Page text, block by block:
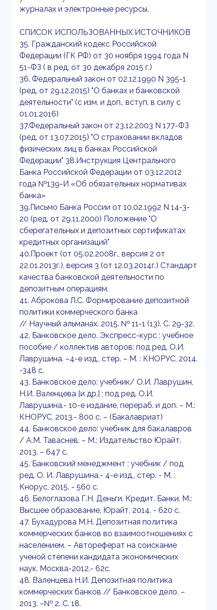
журналах и электронные ресурсы.
СПИСОК ИСПОЛЬЗОВАННЫХ ИСТОЧНИКОВ
35. Гражданский кодекс Российской
Федерации (ГК РФ) от 30 ноября 1994 года N
51-ФЗ ( в ред. от 30 декабря 2015 г.)
36. Федеральный закон от 02.12.1990 N 395-1
(ред. от 29.12.2015) "О банках и банковской
деятельности" (с изм. и доп., вступ. в силу с
01.01.2016)
37.Федеральный закон от 23.12.2003 N 177-ФЗ
(ред. от 13.07.2015) "О страховании вкладов
физических лиц в банках Российской
Федерации" 38.Инструкция Центрального
Банка Российской Федерации от 03.12.2012
года №139-И «Об обязательных нормативах
банка»
39.Письмо Банка России от 10.02.1992 N 14-3-
20 (ред. от 29.11.2000) Положение "О
сберегательных и депозитных сертификатах
кредитных организаций"
40.Проект (от 05.02.2008г., версия 2 от
22.01.2013г.), версия 3 (от 12.03.2014г.) Стандарт
качества банковской деятельности по
депозитным операциям.
41. Аброкова Л.С. Формирование депозитной
политики коммерческого банка
// Научный альманах. 2015. № 11-1 (13). С. 29-32.
42. Банковское дело. Экспресс-курс : учебное
пособие / коллектив авторов; под ред. О.И.
Лаврушина. –4-е изд., стер. – М. : КНОРУС, 2014.
-348 с.
43. Банковское дело: учебник/ О.И. Лаврушин,
Н.И. Валенцева [и др.] ; под ред. О.И.
Лаврушина.- 10-е издание, перераб. и доп. – М.:
КНОРУС, 2013.- 800 с. – (Бакалавриат)
44. Банковское дело: учебник для бакалавров
/ А.М. Таваснев. – М.: Издательство Юрайт.
2013. – 647 с.
45. Банковский менеджмент : учебник / под
ред. О. И. Лаврушина.- 4-е изд., стер. - М. :
Кнорус, 2015. - 560 с.
46. Белоглазова Г.Н. Деньги. Кредит. Банки. М.:
Высшее образование, Юрайт, 2014. - 620 с.
47. Бухадурова М.Н. Депозитная политика
коммерческих банков во взаимоотношениях с
населением. – Автореферат на соискание
ученой степени кандидата экономических
наук. Москва-2012.- 62с.
48. Валенцева Н.И. Депозитная политика
коммерческих банков // Банковское дело. –
2013. –№ 2. С. 18.